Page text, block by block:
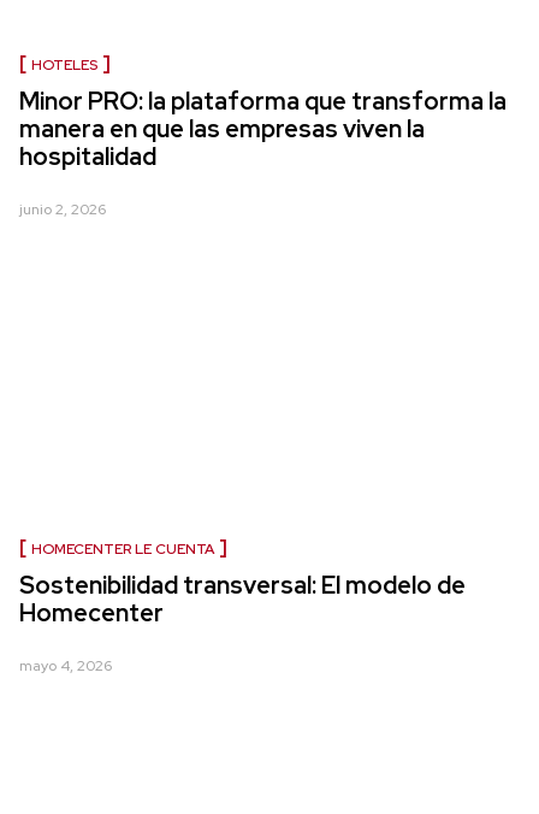
HOTELES
Minor PRO: la plataforma que transforma la
manera en que las empresas viven la
hospitalidad
junio 2, 2026
HOMECENTER LE CUENTA
Sostenibilidad transversal: El modelo de
Homecenter
mayo 4, 2026